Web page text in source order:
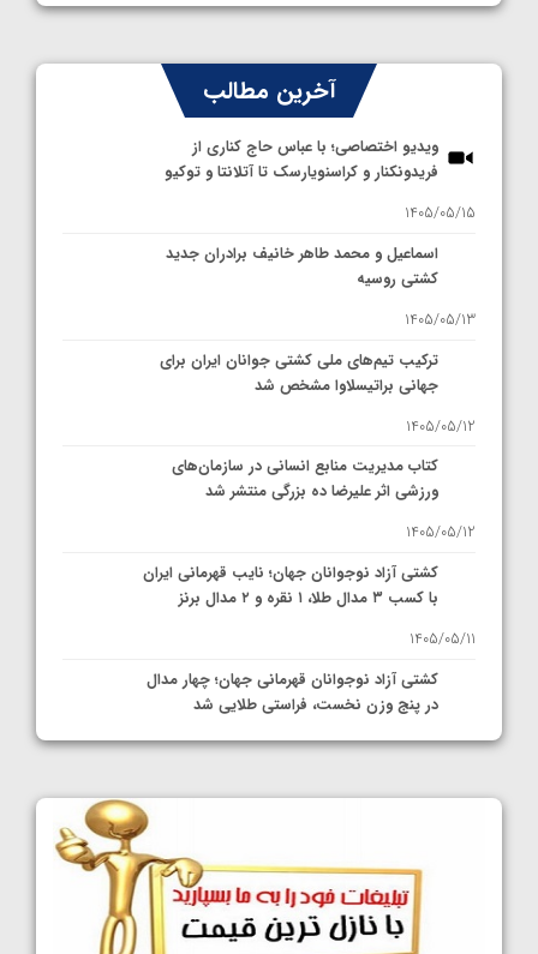
آخرین مطالب
ویدیو اختصاصی؛ با عباس حاج کناری از
فریدونکنار و کراسنویارسک تا آتلانتا و توکیو
1405/05/15
اسماعیل و محمد طاهر خانیف برادران جدید
کشتی روسیه
1405/05/13
ترکیب تیم‌های ملی کشتی جوانان ایران برای
جهانی براتیسلاوا مشخص شد
1405/05/12
کتاب مدیریت منابع انسانی در سازمان‌های
ورزشی اثر علیرضا ده بزرگی منتشر شد
1405/05/12
کشتی آزاد نوجوانان جهان؛ نایب قهرمانی ایران
با کسب ۳ مدال طلا، ۱ نقره و ۲ مدال برنز
1405/05/11
کشتی آزاد نوجوانان قهرمانی جهان؛ چهار مدال
در پنج وزن نخست، فراستی طلایی شد
1405/05/11
کشتی آزاد نوجوانان جهان؛ رقبای نمایندگان
ایران مشخص شدند